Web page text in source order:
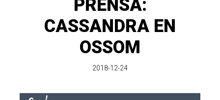
PRENSA:
CASSANDRA EN
OSSOM
2018-12-24